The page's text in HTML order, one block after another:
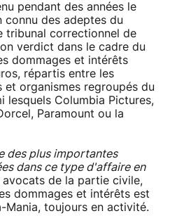
pendant des années le
connu des adeptes du
tribunal correctionnel de
verdict dans le cadre du
dommages et intérêts
répartis entre les
organismes regroupés du
lesquels Columbia Pictures,
Paramount ou la
des plus importantes
dans ce type d'affaire en
de la partie civile,
dommages et intérêts est
Mania, toujours en activité.